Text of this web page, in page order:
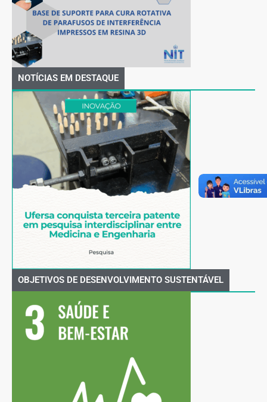
NOTÍCIAS EM DESTAQUE
OBJETIVOS DE DESENVOLVIMENTO SUSTENTÁVEL